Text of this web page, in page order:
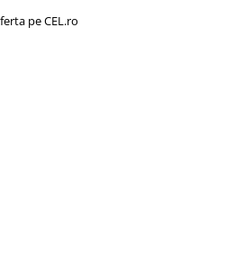
pe CEL.ro